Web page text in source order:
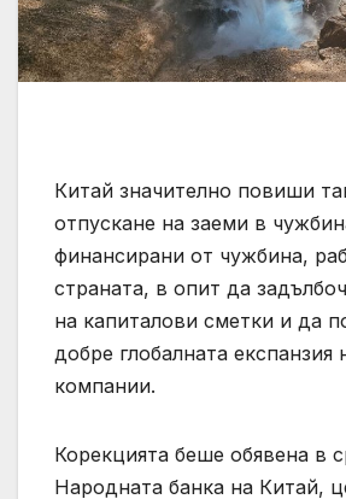
Китай значително повиши
отпускане на заеми в
финансирани от чужбина,
страната, в опит да
на капиталови сметки и да
добре глобалната експанзия
компании.
Корекцията беше обявена в
Народната банка на Китай,